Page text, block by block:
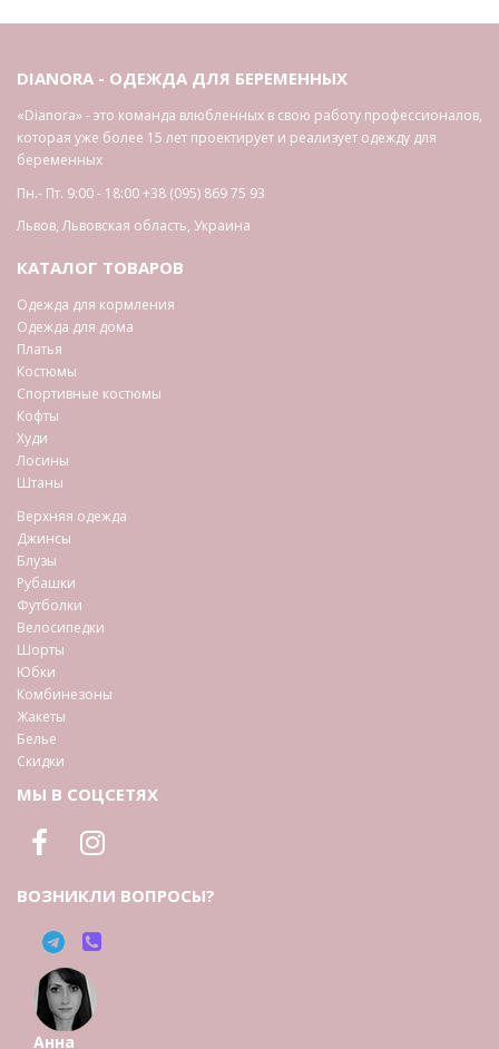
DIANORA - ОДЕЖДА ДЛЯ БЕРЕМЕННЫХ
«Dianora» - это команда влюбленных в свою работу профессионалов,
которая уже более 15 лет проектирует и реализует одежду для
беременных
Пн.- Пт. 9:00 - 18:00+38 (095) 869 75 93
Львов,Львовская область, Украина
КАТАЛОГ ТОВАРОВ
Одежда для кормления
Одежда для дома
Платья
Костюмы
Спортивные костюмы
Кофты
Худи
Лосины
Штаны
Верхняя одежда
Джинсы
Блузы
Рубашки
Футболки
Велосипедки
Шорты
Юбки
Комбинезоны
Жакеты
Белье
Скидки
МЫ В СОЦСЕТЯХ
ВОЗНИКЛИ ВОПРОСЫ?
Анна